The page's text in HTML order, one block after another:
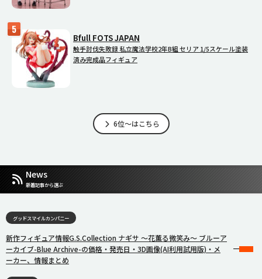
Bfull FOTS JAPAN
触手討伐失敗録 私立魔法学校2年B組 セリア 1/5スケール塗装
済み完成品フィギュア
6位～はこちら
News
新着記事から選ぶ
グッドスマイルカンパニー
新作フィギュア情報G.S.Collection ナギサ 〜花薫る微笑み〜 ブルーア
ーカイブ-Blue Archive-の価格・発売日・3D画像(AI利用試用版)・メ
ーカー、情報まとめ